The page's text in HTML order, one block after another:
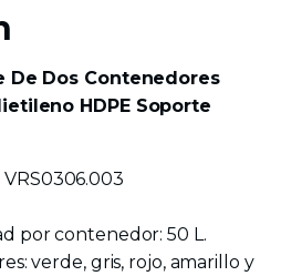
De Dos Contenedores
HDPE Soporte
VRS0306.003
por contenedor: 50 L.
verde, gris, rojo, amarillo y